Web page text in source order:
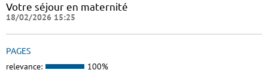
Votre séjour en maternité
18/02/2026 15:25
PAGES
relevance: 100%